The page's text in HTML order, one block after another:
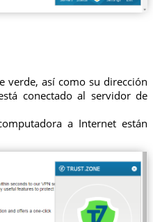
verde, así como su dirección
conectado al servidor de
a Internet están